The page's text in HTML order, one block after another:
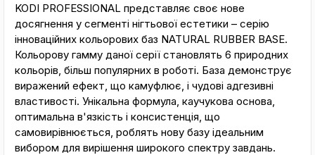
KODI PROFESSIONAL представляє своє нове
досягнення у сегменті нігтьової естетики – серію
інноваційних кольорових баз NATURAL RUBBER BASE.
Кольорову гамму даної серії становлять 6 природних
кольорів, більш популярних в роботі. База демонструє
виражений ефект, що камуфлює, і чудові адгезивні
властивості. Унікальна формула, каучукова основа,
оптимальна в'язкість і консистенція, що
самовирівнюється, роблять нову базу ідеальним
вибором для вирішення широкого спектру завдань.